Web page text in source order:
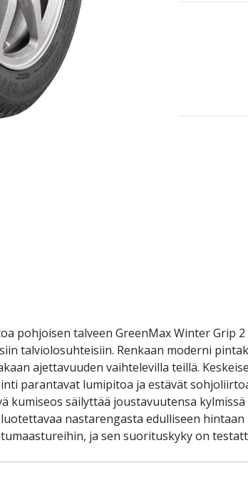
pohjoisen talveen GreenMax Winter Grip
talviolosuhteisiin. Renkaan moderni
ajettavuuden vaihtelevilla teillä.
parantavat lumipitoa ja estävät
kumiseos säilyttää joustavuutensa
nastarengasta edulliseen
ja sen suorituskyky on